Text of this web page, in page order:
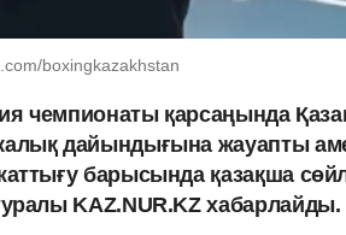
boxingkazakhstan
чемпионаты қарсаңында
дайындығына жауапты
барысында қазақша
KAZ.NUR.KZ хабарлайды.